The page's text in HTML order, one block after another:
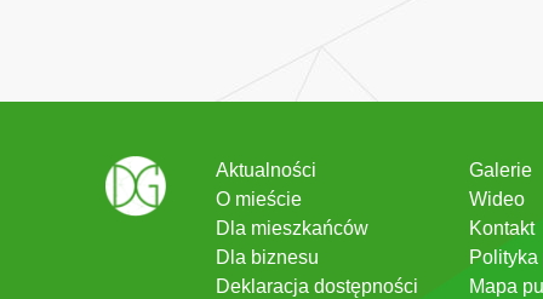
Aktualności
O mieście
Dla mieszkańców
Dla biznesu
Deklaracja dostępności
Galerie
Wideo
Kontakt
Mapa